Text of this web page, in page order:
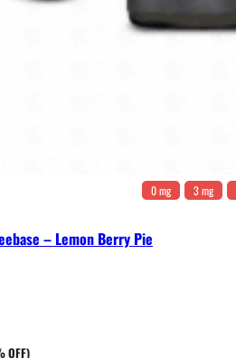
0 mg 3 mg
– Lemon Berry Pie
OFF)